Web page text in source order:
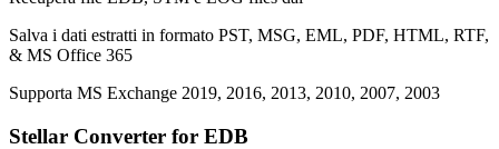
Salva i dati estratti in formato PST, MSG, EML, PDF, HTML, RTF,
& MS Office 365
Supporta MS Exchange 2019, 2016, 2013, 2010, 2007, 2003
Stellar Converter for EDB